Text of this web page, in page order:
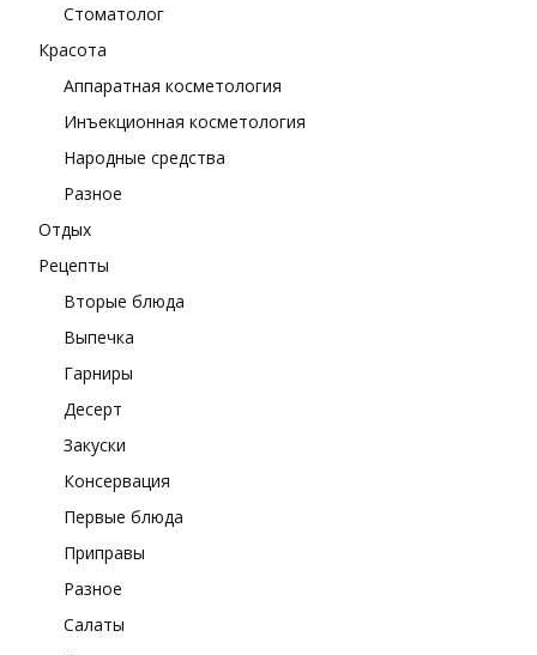
Стоматолог
Красота
Аппаратная косметология
Инъекционная косметология
Народные средства
Разное
Отдых
Рецепты
Вторые блюда
Выпечка
Гарниры
Десерт
Закуски
Консервация
Первые блюда
Приправы
Разное
Салаты